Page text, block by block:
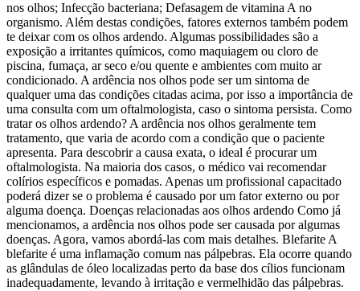
nos olhos; Infecção bacteriana; Defasagem de vitamina A no
organismo. Além destas condições, fatores externos também podem
te deixar com os olhos ardendo. Algumas possibilidades são a
exposição a irritantes químicos, como maquiagem ou cloro de
piscina, fumaça, ar seco e/ou quente e ambientes com muito ar
condicionado. A ardência nos olhos pode ser um sintoma de
qualquer uma das condições citadas acima, por isso a importância de
uma consulta com um oftalmologista, caso o sintoma persista. Como
tratar os olhos ardendo? A ardência nos olhos geralmente tem
tratamento, que varia de acordo com a condição que o paciente
apresenta. Para descobrir a causa exata, o ideal é procurar um
oftalmologista. Na maioria dos casos, o médico vai recomendar
colírios específicos e pomadas. Apenas um profissional capacitado
poderá dizer se o problema é causado por um fator externo ou por
alguma doença. Doenças relacionadas aos olhos ardendo Como já
mencionamos, a ardência nos olhos pode ser causada por algumas
doenças. Agora, vamos abordá-las com mais detalhes. Blefarite A
blefarite é uma inflamação comum nas pálpebras. Ela ocorre quando
as glândulas de óleo localizadas perto da base dos cílios funcionam
inadequadamente, levando à irritação e vermelhidão das pálpebras.